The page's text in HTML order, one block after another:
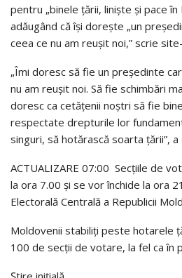
pentru „binele țării, liniște și pace în
adăugând că își dorește „un
ceea ce nu am reușit noi,” scrie
„Îmi doresc să fie un președinte
nu am reușit noi. Să fie schimbări
doresc ca cetățenii noștri să fie
respectate drepturile lor
singuri, să hotărască soarta țării”,
ACTUALIZARE 07:00 Secțiile de
la ora 7.00 și se vor închide la ora
Electorală Centrală a Republicii
Moldovenii stabiliți peste hotarele
100 de secții de votare, la fel ca în